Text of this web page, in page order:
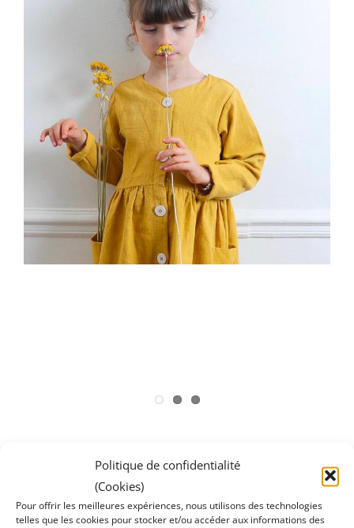
Politique de confidentialité
(Cookies)
Pour offrir les meilleures expériences, nous utilisons des technologies
telles que les cookies pour stocker et/ou accéder aux informations des
IKATEE – LES PATRONS
POCHETTES POUR LES
ENFANTS